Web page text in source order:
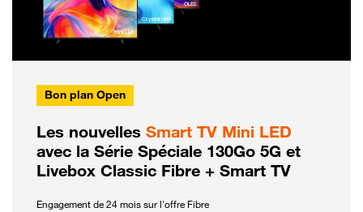
Bon plan Open
Les nouvelles Smart TV Mini LED
avec la Série Spéciale 130Go 5G et
Livebox Classic Fibre + Smart TV
Engagement de 24 mois sur l'offre Fibre